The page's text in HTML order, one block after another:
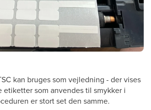
kan bruges som vejledning - der vises
etiketter som anvendes til smykker i
er stort set den samme.